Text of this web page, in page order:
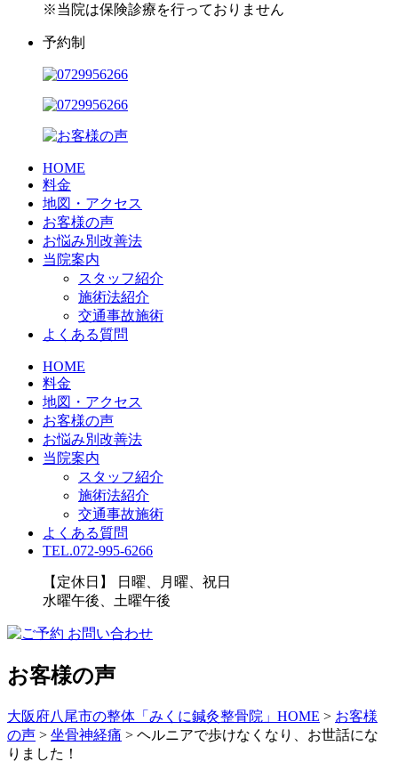
※当院は保険診療を行っておりません
予約制
HOME
料金
地図・アクセス
お客様の声
お悩み別改善法
当院案内
スタッフ紹介
施術法紹介
交通事故施術
よくある質問
HOME
料金
地図・アクセス
お客様の声
お悩み別改善法
当院案内
スタッフ紹介
施術法紹介
交通事故施術
よくある質問
TEL.072-995-6266
【定休日】 日曜、月曜、祝日
水曜午後、土曜午後
お客様の声
大阪府八尾市の整体「みくに鍼灸整骨院」HOME > お客様
の声 > 坐骨神経痛 > ヘルニアで歩けなくなり、お世話にな
りました！